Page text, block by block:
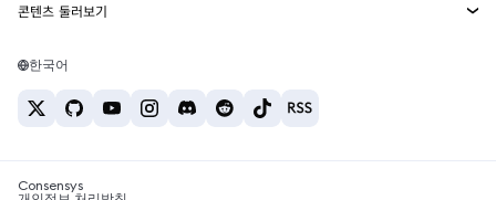
웹3 서비스
고객 지원
채용
테더 가격
USDT를 INR로 환전
BTC를 INR로 환전
ETH를 USDT로 환전
ETH 매수
USDT 매수
SHIB 매수
콘텐츠 둘러보기
솔라나 지갑
암호화폐 세금 뉴스
한국어
Consensys